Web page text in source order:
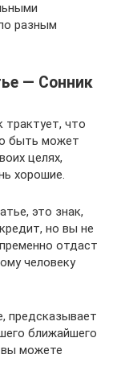
разным
— Сонник
трактует, что
быть может
целях,
хорошие.
это знак,
но вы не
отдаст
человеку
предсказывает
ближайшего
вы можете